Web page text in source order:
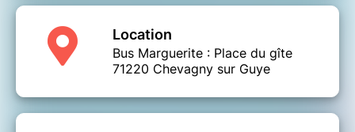
Location
Bus Marguerite : Place du gîte
71220 Chevagny sur Guye